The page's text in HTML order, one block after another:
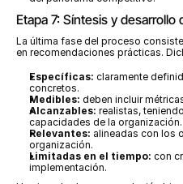
Etapa 7: Síntesis y
La última fase del proceso
en recomendaciones prácticas.
Específicas: claramente
concretos.
Medibles: deben incluir
Alcanzables: realistas,
capacidades de la organización.
Relevantes: alineadas con los
organización.
Limitadas en el tiempo: con
implementación.